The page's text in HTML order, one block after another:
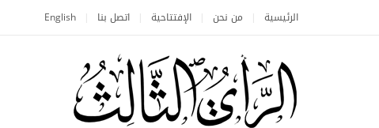
الرئيسية من نحن الإفتتاحية اتصل بنا English